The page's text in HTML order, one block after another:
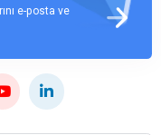
e-posta ve